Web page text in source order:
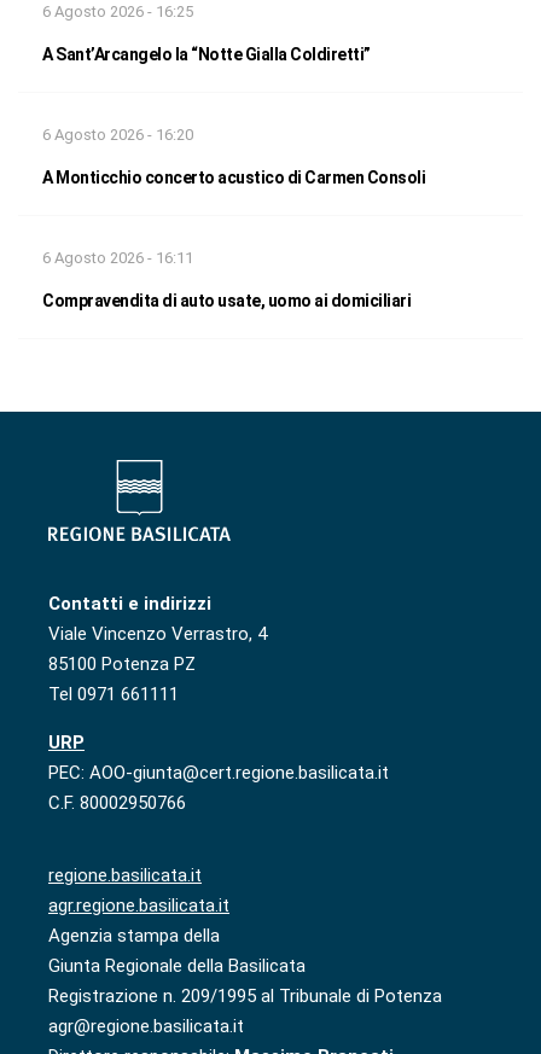
6 Agosto 2026 - 16:25
A Sant’Arcangelo la “Notte Gialla Coldiretti”
6 Agosto 2026 - 16:20
A Monticchio concerto acustico di Carmen Consoli
6 Agosto 2026 - 16:11
Compravendita di auto usate, uomo ai domiciliari
Contatti e indirizzi
Viale Vincenzo Verrastro, 4
85100 Potenza PZ
Tel 0971 661111
URP
PEC: AOO-giunta@cert.regione.basilicata.it
C.F. 80002950766
regione.basilicata.it
agr.regione.basilicata.it
Agenzia stampa della
Giunta Regionale della Basilicata
Registrazione n. 209/1995 al Tribunale di Potenza
agr@regione.basilicata.it